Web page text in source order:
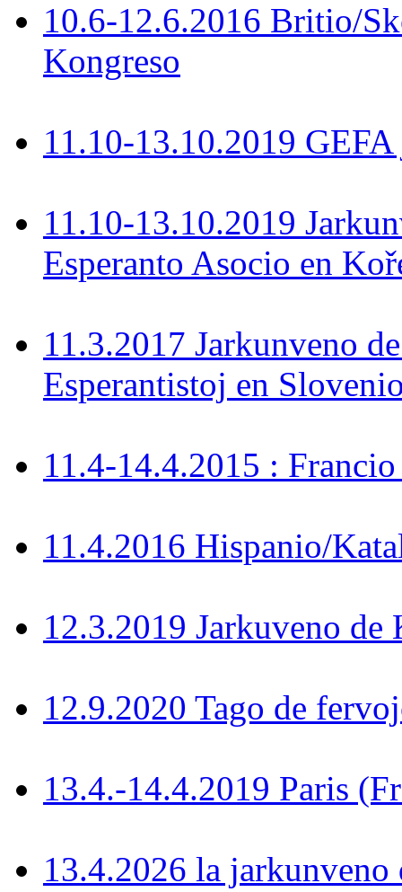
10.6-12.6.2016 Britio/
Kongreso
11.10-13.10.2019
11.10-13.10.2019
Esperanto Asocio en
11.3.2017 Jarkunveno
Esperantistoj en
11.4-14.4.2015 :
11.4.2016 Hispanio/
12.3.2019 Jarkuveno de
12.9.2020 Tago de
13.4.-14.4.2019 Paris
13.4.2026 la jarkunveno